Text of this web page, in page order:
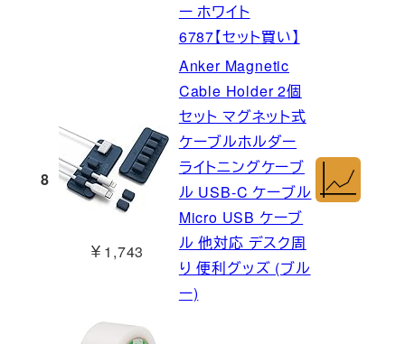
ー ホワイト
6787【セット買い】
8
￥1,743
Anker Magnetic
Cable Holder 2個
セット マグネット式
ケーブルホルダー
ライトニングケーブ
ル USB-C ケーブル
Micro USB ケーブ
ル 他対応 デスク周
り 便利グッズ (ブル
ー)